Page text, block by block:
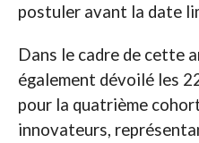
postuler avant la date
Dans le cadre de cette
également dévoilé les
pour la quatrième
innovateurs,